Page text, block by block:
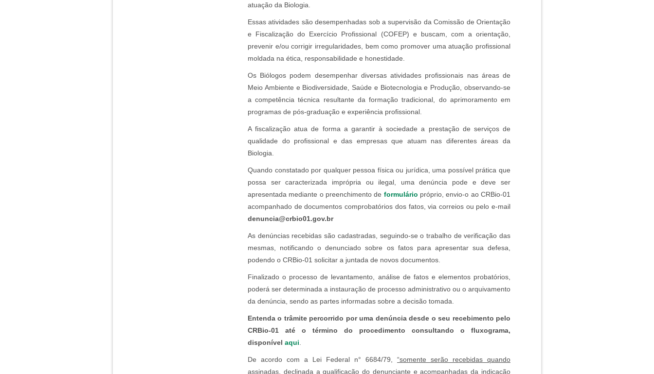
atuação da Biologia.
Essas atividades são desempenhadas sob a supervisão da Comissão de Orientação
e Fiscalização do Exercício Profissional (COFEP) e buscam, com a orientação,
prevenir e/ou corrigir irregularidades, bem como promover uma atuação profissional
moldada na ética, responsabilidade e honestidade.
Os Biólogos podem desempenhar diversas atividades profissionais nas áreas de
Meio Ambiente e Biodiversidade, Saúde e Biotecnologia e Produção, observando-se
a competência técnica resultante da formação tradicional, do aprimoramento em
programas de pós-graduação e experiência profissional.
A fiscalização atua de forma a garantir à sociedade a prestação de serviços de
qualidade do profissional e das empresas que atuam nas diferentes áreas da
Biologia.
Quando constatado por qualquer pessoa física ou jurídica, uma possível prática que
possa ser caracterizada imprópria ou ilegal, uma denúncia pode e deve ser
apresentada mediante o preenchimento de formulário próprio, envio-o ao CRBio-01
acompanhado de documentos comprobatórios dos fatos, via correios ou pelo e-mail
denuncia@crbio01.gov.br
As denúncias recebidas são cadastradas, seguindo-se o trabalho de verificação das
mesmas, notificando o denunciado sobre os fatos para apresentar sua defesa,
podendo o CRBio-01 solicitar a juntada de novos documentos.
Finalizado o processo de levantamento, análise de fatos e elementos probatórios,
poderá ser determinada a instauração de processo administrativo ou o arquivamento
da denúncia, sendo as partes informadas sobre a decisão tomada.
Entenda o trâmite percorrido por uma denúncia desde o seu recebimento pelo
CRBio-01 até o término do procedimento consultando o fluxograma,
disponível aqui
De acordo com a Lei Federal n° 6684/79, “somente serão recebidas quando
assinadas, declinada a qualificação do denunciante e acompanhadas da indicação